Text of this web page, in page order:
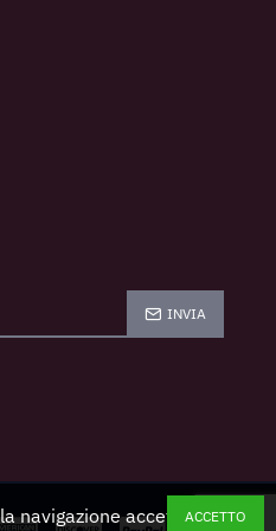
INVIA
ACCETTO
navigazione accetti